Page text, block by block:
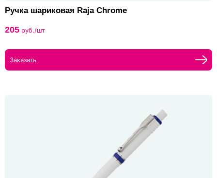
Ручка шариковая Raja Chrome
205 руб./шт
Заказать